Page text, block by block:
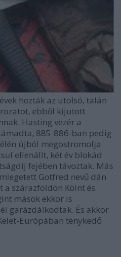
hozták az utolsó, talán
ebből kijutott
Hasting vezér a
885-886-ban pedig
újból megostromolja
ellenállt, két év blokád
fejében távoztak. Más
Gotfred nevű dán
a szárazföldön Kölnt és
mások ekkor is
garázdálkodtak. És akkor
Európában ténykedő